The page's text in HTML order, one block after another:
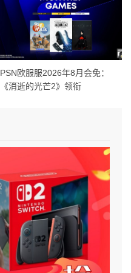
PSN欧服服2026年8月会免：
《消逝的光芒2》领衔